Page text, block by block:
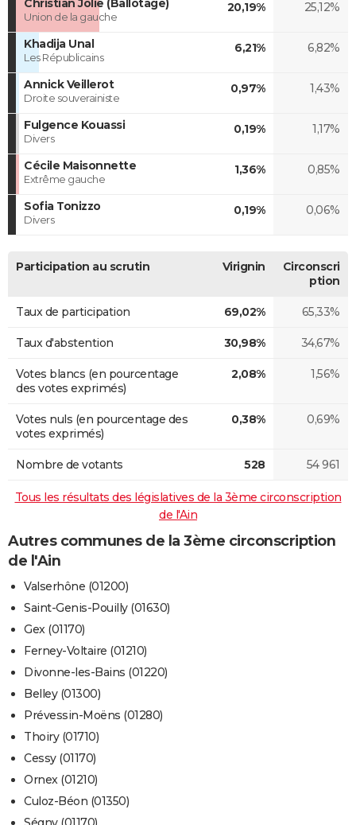
Christian Jolie (Ballotage)
Union de la gauche
20,19% 25,12%
Khadija Unal
Les Républicains
6,21% 6,82%
Annick Veillerot
Droite souverainiste
0,97% 1,43%
Fulgence Kouassi
Divers
0,19% 1,17%
Cécile Maisonnette
Extrême gauche
1,36% 0,85%
Sofia Tonizzo
Divers
0,19% 0,06%
Participation au scrutin Virignin
Circonscri
ption
Taux de participation 69,02% 65,33%
Taux d'abstention 30,98% 34,67%
Votes blancs (en pourcentage
des votes exprimés)
2,08% 1,56%
Votes nuls (en pourcentage des
votes exprimés)
0,38% 0,69%
Nombre de votants 528 54 961
Tous les résultats des législatives de la 3ème circonscription
de l'Ain
Autres communes de la 3ème circonscription
de l'Ain
Valserhône (01200)
Saint-Genis-Pouilly (01630)
Gex (01170)
Ferney-Voltaire (01210)
Divonne-les-Bains (01220)
Belley (01300)
Prévessin-Moëns (01280)
Thoiry (01710)
Cessy (01170)
Ornex (01210)
Culoz-Béon (01350)